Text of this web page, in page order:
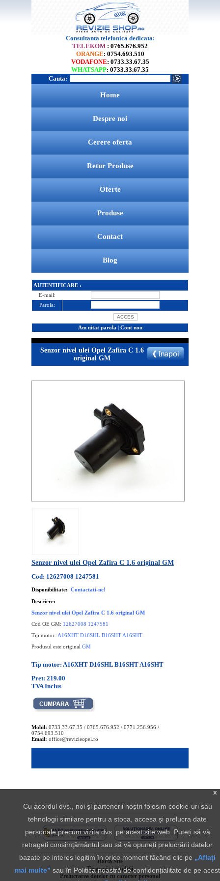
Consultanta telefonica dedicata:
TELEKOM : 0765.676.952
ORANGE: 0754.693.510
VODAFONE: 0733.33.67.35
WHATSAPP: 0733.33.67.35
Cauta:
Home
Despre noi
Cerere oferta
Retur Produse
Oferte
Produse
Contact
Blog
AUTENTIFICARE :
E-mail:
Parola:
Am uitat parola | Cont nou
Senzor nivel ulei Opel Zafira C 1.6
original GM
Senzor nivel ulei Opel Zafira C 1.6 original GM
Cod: 12627008 1247581
Disponibilitate: Contactati-ne!
Descriere:
Senzor nivel ulei Opel Zafira C 1.6 original GM
Cod OE GM: 12627008 1247581
Tip motor: A16XHT D16SHL B16SHT A16SHT
Produsul este original GM
Tip motor: A16XHT D16SHL B16SHT A16SHT
Pret: 219.00
TVA Inclus
Mobil: 0733.33.67.35 / 0765.676.952 / 0771.256.956 /
0754.693.510
Email: office@revizieopel.ro
Harta Site
Termeni si conditii
Prelucrarea datelor cu caracter personal
x
Cu acordul dvs., noi și partenerii noștri folosim cookie-uri sau
tehnologii similare pentru a stoca, accesa și prelucra date
personale precum vizita dvs. pe acest site web. Puteți să vă
retrageți consimțământul sau să vă opuneți prelucrării datelor
bazate pe interes legitim în orice moment făcând clic pe „Aflați
mai multe” sau în Politica noastră de confidențialitate de pe acest